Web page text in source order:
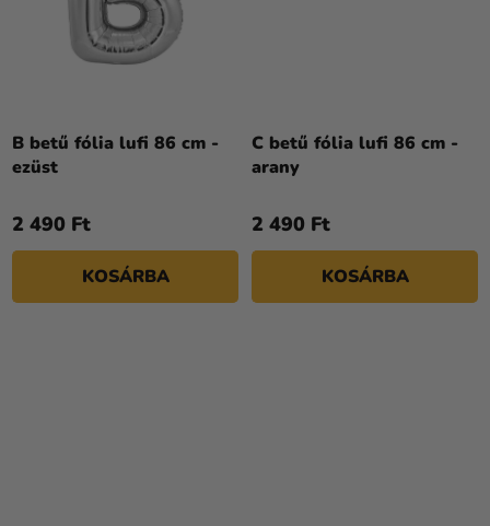
B betű fólia lufi 86 cm -
ezüst
2 490 Ft
KOSÁRBA
C betű fólia lufi 86 cm -
arany
2 490 Ft
KOSÁRBA